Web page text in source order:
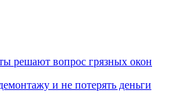
решают вопрос грязных окон
и не потерять деньги